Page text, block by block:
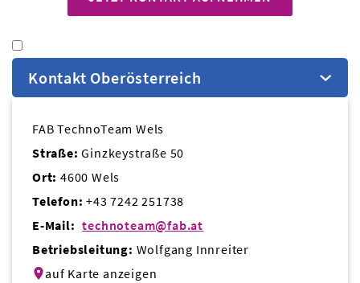
Kontakt Oberösterreich
FAB TechnoTeam Wels
Straße: Ginzkeystraße 50
Ort: 4600 Wels
Telefon:+43 7242 251738
E-Mail: technoteam@fab.at
Betriebsleitung: Wolfgang Innreiter
auf Karte anzeigen